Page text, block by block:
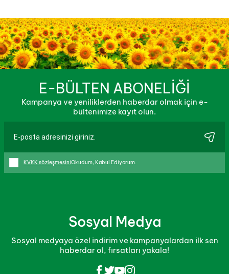
E-BÜLTEN ABONELİĞİ
Kampanya ve yeniliklerden haberdar olmak için e-
bültenimize kayıt olun.
KVKK sözleşmesiniOkudum, Kabul Ediyorum.
Sosyal Medya
Sosyal medyaya özel indirim ve kampanyalardan ilk sen
haberdar ol, fırsatları yakala!